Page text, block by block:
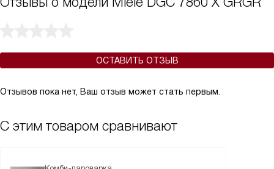
ОСТАВИТЬ ОТЗЫВ
Отзывов пока нет, Ваш отзыв может стать первым.
С этим товаром сравнивают